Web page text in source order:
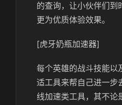
的查询，让小伙伴们到
更为优质体验效果。
[虎牙奶瓶加速器]
每个英雄的战斗技能以
适工具来帮自己进一步
线加速类工具，其不论